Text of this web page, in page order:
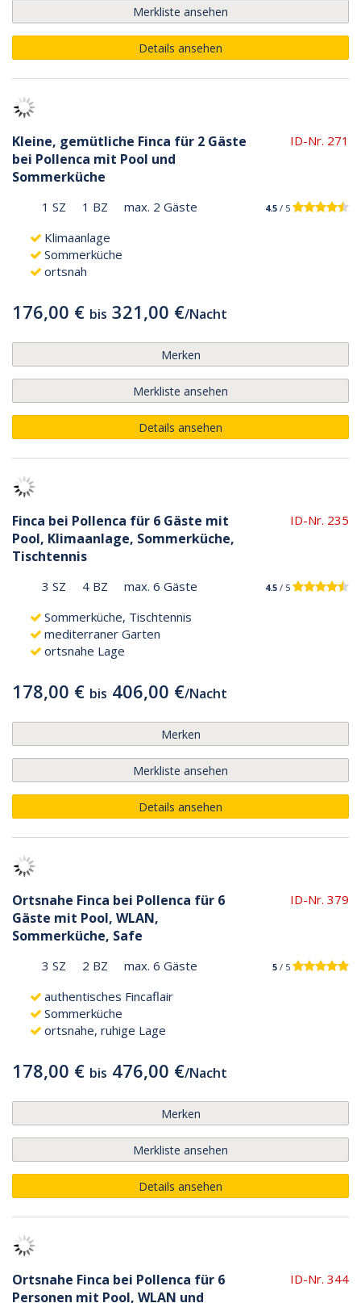
Merkliste ansehen
Details ansehen
Kleine, gemütliche Finca für 2 Gäste
bei Pollenca mit Pool und
Sommerküche
ID-Nr. 271
1 SZ 1 BZ max. 2 Gäste 4.5 / 5
Klimaanlage
Sommerküche
ortsnah
176,00 € bis 321,00 €/Nacht
Merken
Merkliste ansehen
Details ansehen
Finca bei Pollenca für 6 Gäste mit
Pool, Klimaanlage, Sommerküche,
Tischtennis
ID-Nr. 235
3 SZ 4 BZ max. 6 Gäste 4.5 / 5
Sommerküche, Tischtennis
mediterraner Garten
ortsnahe Lage
178,00 € bis 406,00 €/Nacht
Merken
Merkliste ansehen
Details ansehen
Ortsnahe Finca bei Pollenca für 6
Gäste mit Pool, WLAN,
Sommerküche, Safe
ID-Nr. 379
3 SZ 2 BZ max. 6 Gäste 5 / 5
authentisches Fincaflair
Sommerküche
ortsnahe, ruhige Lage
178,00 € bis 476,00 €/Nacht
Merken
Merkliste ansehen
Details ansehen
Ortsnahe Finca bei Pollenca für 6
Personen mit Pool, WLAN und
ID-Nr. 344